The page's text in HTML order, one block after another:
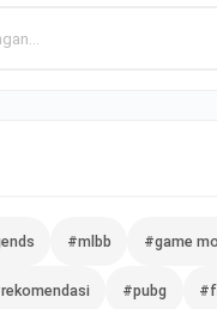
#mlbb #game
#pubg